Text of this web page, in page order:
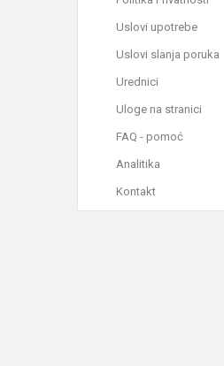
Uslovi upotrebe
Uslovi slanja poruka
Urednici
Uloge na stranici
FAQ - pomoć
Analitika
Kontakt